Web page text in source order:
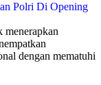
Polri Di Opening
dengan mematuhi